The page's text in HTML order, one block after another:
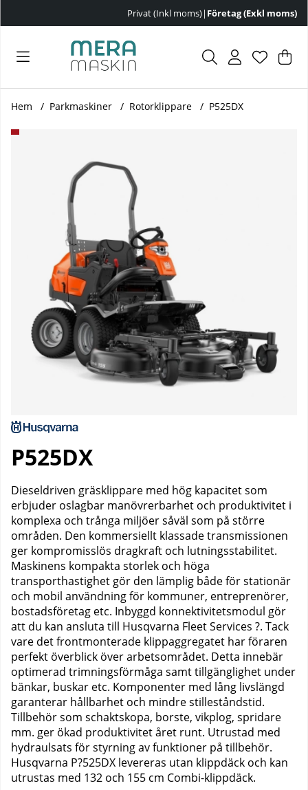
Privat (Inkl moms)| Företag (Exkl moms)
.
Hem Parkmaskiner Rotorklippare P525DX
Produktbilder P525DX
P525DX
Dieseldriven gräsklippare med hög kapacitet som
erbjuder oslagbar manövrerbarhet och produktivitet i
komplexa och trånga miljöer såväl som på större
områden. Den kommersiellt klassade transmissionen
ger kompromisslös dragkraft och lutningsstabilitet.
Maskinens kompakta storlek och höga
transporthastighet gör den lämplig både för stationär
och mobil användning för kommuner, entreprenörer,
bostadsföretag etc. Inbyggd konnektivitetsmodul gör
att du kan ansluta till Husqvarna Fleet Services ?. Tack
vare det frontmonterade klippaggregatet har föraren
perfekt överblick över arbetsområdet. Detta innebär
optimerad trimningsförmåga samt tillgänglighet under
bänkar, buskar etc. Komponenter med lång livslängd
garanterar hållbarhet och mindre stilleståndstid.
Tillbehör som schaktskopa, borste, vikplog, spridare
mm. ger ökad produktivitet året runt. Utrustad med
hydraulsats för styrning av funktioner på tillbehör.
Husqvarna P?525DX levereras utan klippdäck och kan
utrustas med 132 och 155 cm Combi-klippdäck.